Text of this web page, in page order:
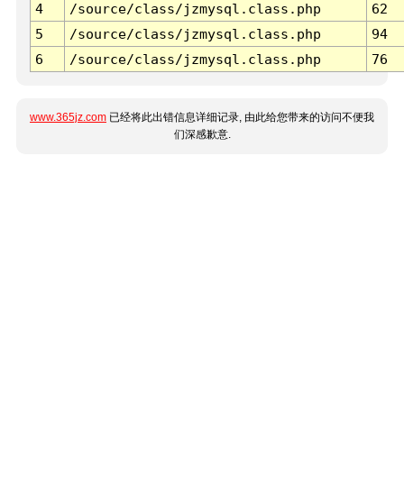
4
/source/class/jzmysql.class.php
62
5
/source/class/jzmysql.class.php
94
6
/source/class/jzmysql.class.php 76
www.365jz.com 已经将此出错信息详细记录, 由此给您带来的访问不便我
们深感歉意.